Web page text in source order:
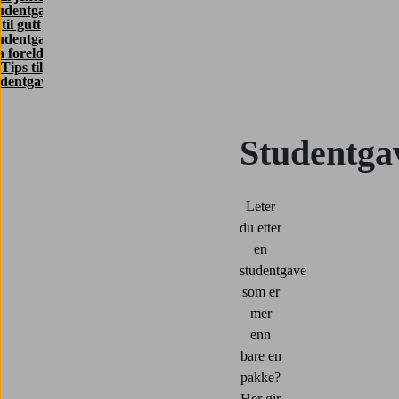
til gutt
foreldre
Tips til
Leter
du etter
en
studentgave
som er
mer
enn
bare en
pakke?